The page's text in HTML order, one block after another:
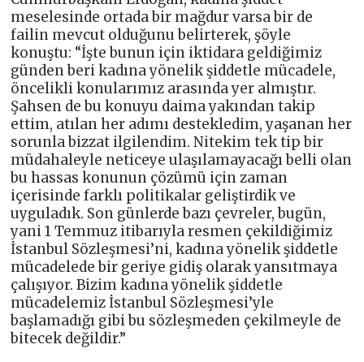
meselesinde ortada bir mağdur varsa bir de
failin mevcut olduğunu belirterek, şöyle
konuştu: “İşte bunun için iktidara geldiğimiz
günden beri kadına yönelik şiddetle mücadele,
öncelikli konularımız arasında yer almıştır.
Şahsen de bu konuyu daima yakından takip
ettim, atılan her adımı destekledim, yaşanan her
sorunla bizzat ilgilendim. Nitekim tek tip bir
müdahaleyle neticeye ulaşılamayacağı belli olan
bu hassas konunun çözümü için zaman
içerisinde farklı politikalar geliştirdik ve
uyguladık. Son günlerde bazı çevreler, bugün,
yani 1 Temmuz itibarıyla resmen çekildiğimiz
İstanbul Sözleşmesi’ni, kadına yönelik şiddetle
mücadelede bir geriye gidiş olarak yansıtmaya
çalışıyor. Bizim kadına yönelik şiddetle
mücadelemiz İstanbul Sözleşmesi’yle
başlamadığı gibi bu sözleşmeden çekilmeyle de
bitecek değildir.”